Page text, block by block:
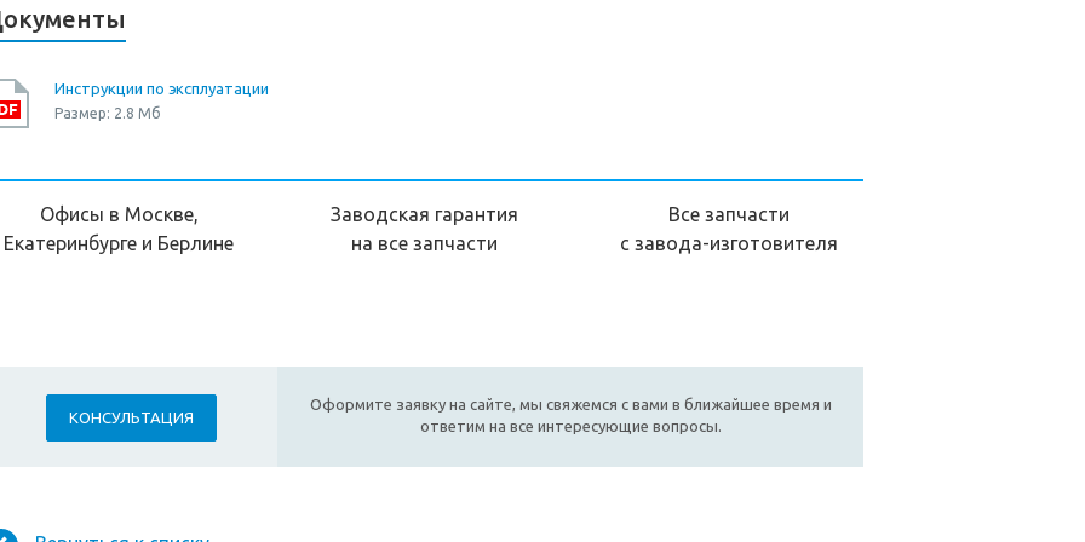
Инструкции по эксплуатации
Размер: 2.8 Мб
Офисы в Москве,
Екатеринбурге и Берлине
Заводская гарантия
на все запчасти
Все запчасти
с завода-изготовителя
КОНСУЛЬТАЦИЯ
Оформите заявку на сайте, мы свяжемся с вами в ближайшее время и
ответим на все интересующие вопросы.